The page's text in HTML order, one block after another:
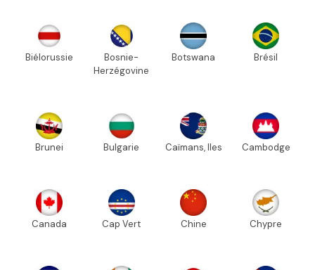
Biélorussie
Bosnie-
Herzégovine
Botswana Brésil
Brunei Bulgarie Caïmans, Iles Cambodge
Canada Cap Vert Chine Chypre